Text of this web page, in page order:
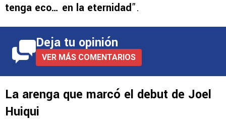
tenga eco… en la eternidad”.
Deja tu opinión
VER MÁS COMENTARIOS
La arenga que marcó el debut de Joel
Huiqui